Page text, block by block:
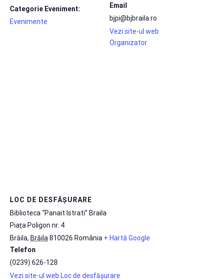
Categorie Eveniment:
Evenimente
Email
bjpi@bjbraila.ro
Vezi site-ul web
Organizator
LOC DE DESFĂȘURARE
Biblioteca “Panait Istrati” Braila
Piața Poligon nr. 4
Brăila, Brăila 810026 România + Hartă Google
Telefon
(0239) 626-128
Vezi site-ul web Loc de desfășurare